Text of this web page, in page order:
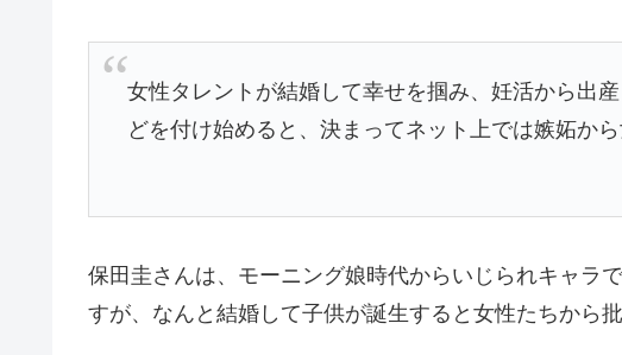
女性タレントが結婚して幸せを掴み、妊活から出
どを付け始めると、決まってネット上では嫉妬か
保田圭さんは、モーニング娘時代からいじられキャラ
すが、なんと結婚して子供が誕生すると女性たちから